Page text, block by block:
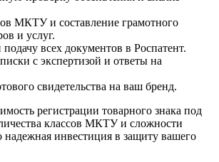
МКТУ и составление грамотного
и услуг.
всех документов в Роспатент.
с экспертизой и ответы на
свидетельства на ваш бренд.
регистрации товарного знака под
классов МКТУ и сложности
надежная инвестиция в защиту вашего